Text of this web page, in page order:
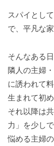
スパイとし
で、平凡な
そんなある日
隣人の主婦
に誘われて
生まれて初
それ以降は
力」を少し
悩める主婦